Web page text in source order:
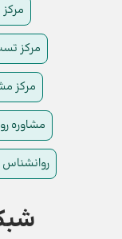
مرکز
مرکز
مشاوره